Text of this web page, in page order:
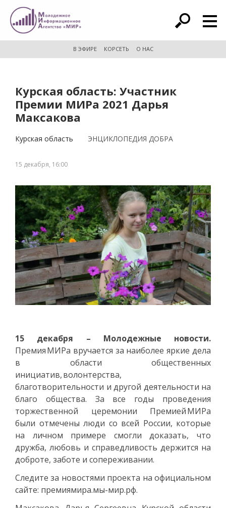
расширенный поиск
В ЭФИРЕ КОРСЕТЬ О НАС
Курская область: Участник
Премии МИРа 2021 Дарья
Максакова
Курская область ЭНЦИКЛОПЕДИЯ ДОБРА
15 декабря, 16:00
15 декабря – Молодежные новости.
Премия МИРа вручается за наиболее яркие дела
в области общественных
инициатив, волонтерства,
благотворительности и другой деятельности на
благо общества. За все годы проведения
торжественной церемонии Премией МИРа
были отмечены люди со всей России, которые
на личном примере смогли доказать, что
дружба, любовь и справедливость держится на
доброте, заботе и сопереживании.
Следите за новостями проекта на официальном
сайте: премиямира.мы-мир.рф.